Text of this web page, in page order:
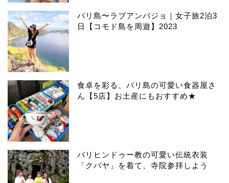
バリ島〜ラブアンバジョ｜女子旅2泊3
日【コモド島を周遊】2023
食卓を彩る、バリ島の可愛い食器屋さ
ん【5店】お土産にもおすすめ★
バリヒンドゥー教の可愛い伝統衣装
「クバヤ」を着て、寺院参拝しよう